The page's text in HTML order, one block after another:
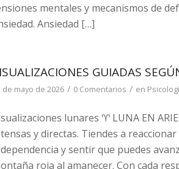
mentales y mecanismos de
Ansiedad […]
GUIADAS
de mayo de 2026 / 0 Comentarios / en
lunares ♈ LUNA EN
y directas. Tiendes a
y sentir que puedes
roja al amanecer. Con cada